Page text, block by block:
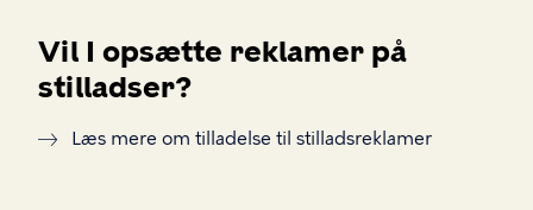
Vil I opsætte reklamer på
stilladser?
Læs mere om tilladelse til stilladsreklamer